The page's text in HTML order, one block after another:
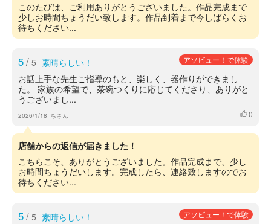
このたびは、ご利用ありがとうございました。作品完成まで
少しお時間ちょうだい致します。作品到着まで今しばらくお
待ちください...
5/ 5 素晴らしい！ アソビュー！で体験
お話上手な先生ご指導のもと、楽しく、器作りができまし
た。 家族の希望で、茶碗つくりに応じてくださり、ありがと
うございまし...
2026/1/18 ちさん いいね
0
店舗からの返信が届きました！
こちらこそ、ありがとうございました。作品完成まで、少し
お時間ちょうだいします。完成したら、連絡致しますのでお
待ちください...
5/ 5 素晴らしい！ アソビュー！で体験